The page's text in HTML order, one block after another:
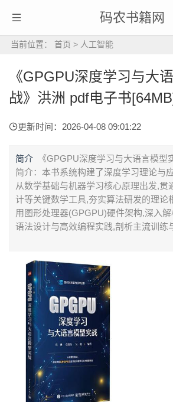
码农书籍网
当前位置： 首页 > 人工智能
《GPGPU深度学习与大
战》洪洲 pdf电子书
更新时间：2026-04-08 09:01:22
简介
《GPGPU深度学习与大语言模型
简介：本书系统构建了深度学习理论与
从数学基础与机器学习核心原理出发,贯
计等关键数学工具,夯实算法研发的理论
用图形处理器(GPGPU)硬件架构,深入
语法设计与高效编程实践,剖析主流训练